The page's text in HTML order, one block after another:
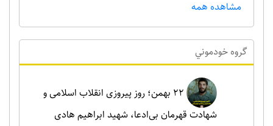
مشاهده همه
گروه خودموني
۲۲ بهمن؛ روز پیروزی انقلاب اسلامی و
شهادت قهرمان بی‌ادعا، شهید ابراهیم هادی